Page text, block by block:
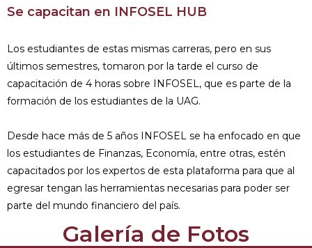
Se capacitan en INFOSEL HUB
Los estudiantes de estas mismas carreras, pero en sus
últimos semestres, tomaron por la tarde el curso de
capacitación de 4 horas sobre INFOSEL, que es parte de la
formación de los estudiantes de la UAG.
Desde hace más de 5 años INFOSEL se ha enfocado en que
los estudiantes de Finanzas, Economía, entre otras, estén
capacitados por los expertos de esta plataforma para que al
egresar tengan las herramientas necesarias para poder ser
parte del mundo financiero del país.
Galería de Fotos